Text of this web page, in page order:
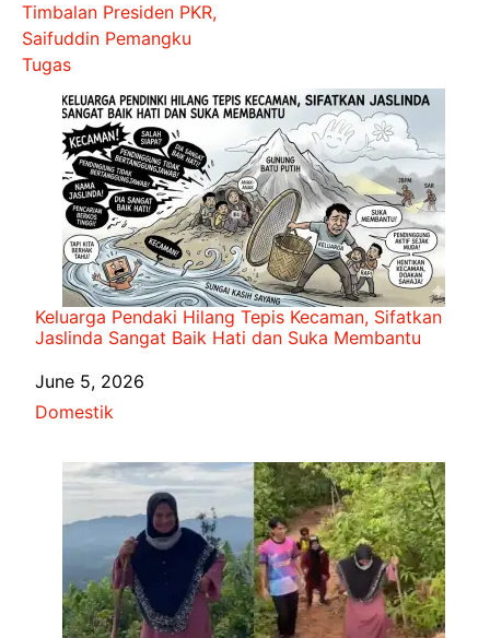
Timbalan Presiden PKR,
Saifuddin Pemangku
Tugas
Keluarga Pendaki Hilang Tepis Kecaman, Sifatkan
Jaslinda Sangat Baik Hati dan Suka Membantu
Date
June 5, 2026
In relation to
Domestik